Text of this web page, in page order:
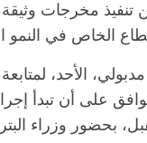
تنفيذ مخرجات
الخاص في النمو
الأحد، لمتابعة
على أن تبدأ
بحضور وزراء
(بروفايل)
21 فبراير،
فقيه
وانحاز